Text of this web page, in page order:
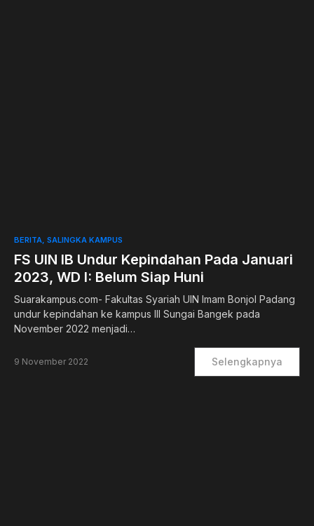
BERITA SALINGKA KAMPUS
FS UIN IB Undur Kepindahan Pada Januari
2023, WD I: Belum Siap Huni
Suarakampus.com- Fakultas Syariah UIN Imam Bonjol Padang
undur kepindahan ke kampus III Sungai Bangek pada
November 2022 menjadi…
9 November 2022 Selengkapnya